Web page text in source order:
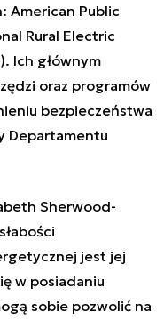
American Public
Rural Electric
Ich głównym
oraz programów
bezpieczeństwa
Departamentu
Sherwood-
jest jej
w posiadaniu
sobie pozwolić na